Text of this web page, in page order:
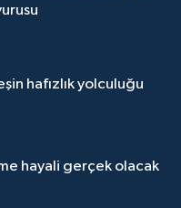
hafızlık yolculuğu
hayali gerçek olacak